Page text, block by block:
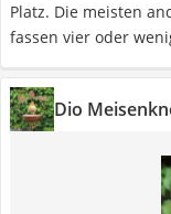
Platz. Die meisten
fassen vier oder
Dio